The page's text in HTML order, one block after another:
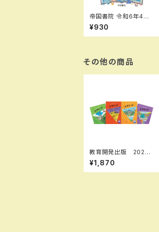
帝国書院 令和6年4月
新刊 小学教科書 楽
しく学ぶ 小学生の地
図帳 ３･４･
CYY4BLJC ISBN-1
0：B0CYY4BLJC S
KU：003961855
¥930
その他の商品
教育開発出版 2026
年度版 ピラミッド 国
語 小1～6 各学年
（選択ください） 問題
¥1,870